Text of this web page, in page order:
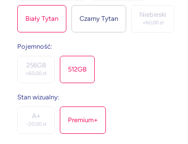
Biały Tytan Czarny Tytan
Niebieski
+60,00zł
Pojemność:
256GB
+60,00zł
512GB
Stan wizualny:
A+
20,00zł
Premium+